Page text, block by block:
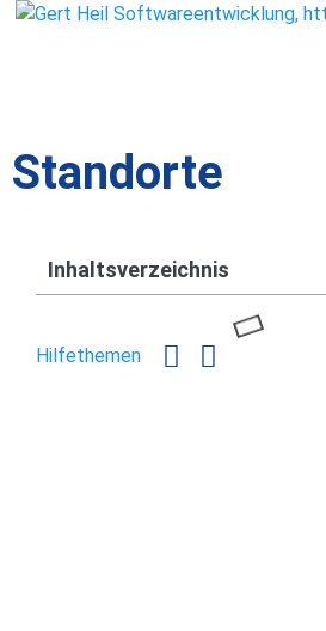
Standorte
Inhaltsverzeichnis
Hilfethemen